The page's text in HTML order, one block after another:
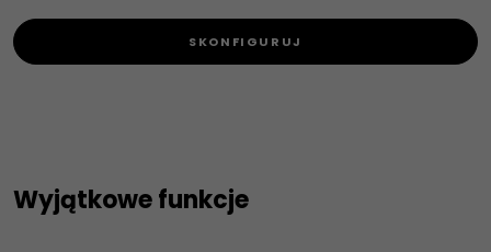
SKONFIGURUJ
Wyjątkowe funkcje